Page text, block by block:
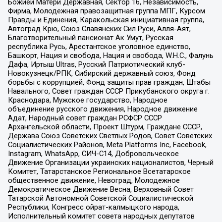
Божией Матери Державная, Сектор 16, Независимость,
Фирма, Молодежная правозащитная группа МПГ, Курсом
Правды и Единения, Каракольская инициативная группа,
Автоград Крю, Союз Славянских Сил Руси, Алля-Аят,
Благотворительный пансионат Ак Умут, Русская
республика Русь, Арестантское уголовное единство,
Башкорт, Нация и свобода, Нация и свобода, W.H.С., Фалунь
Дафа, Иртыш Ultras, Русский Патриотический клуб-
Новокузнецк/РПК, Сибирский державный союз, Фонд
борьбы с коррупцией, Фонд защиты прав граждан, Штабы
Навального, Совет граждан СССР Прикубанского округа г.
Краснодара, Мужское государство, Народное
объединение русского движения, Народное движение
Адат, Народный совет граждан РСФСР СССР
Архангельской области, Проект Штурм, Граждане СССР,
Держава Союз Советских Светлых Родов, Совет Советских
Социалистических Районов, Meta Platforms Inc, Facebook,
Instagram, WhatsApp, СИЧ-С14, Добровольческое
Движение Организации украинских националистов, Черный
Комитет, Татарстанское Региональное Всетатарское
общественное движение, Невоград, Молодежное
Демократическое Движение Весна, Верховный Совет
Татарской Автономной Советской Социалистической
Республики, Конгресс ойрат-калмыцкого народа,
Исполнительный комитет совета народных депутатов